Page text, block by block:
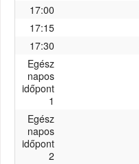
17:00
17:15
17:30
Egész
napos
időpont
1
Egész
napos
időpont
2